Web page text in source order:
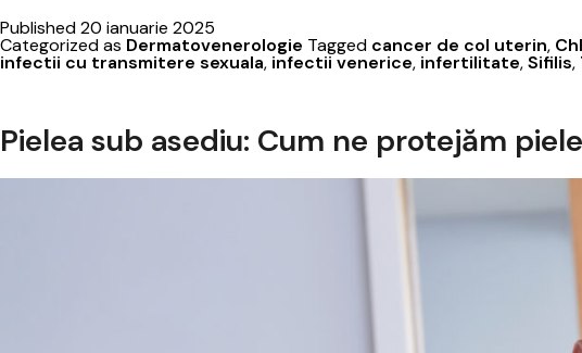
Published20 ianuarie 2025
Categorized as Dermatovenerologie Tagged cancer de col uterin,
infectii cu transmitere sexuala, infectii venerice, infertilitate,Sifilis,
Pielea sub asediu: Cum ne protejăm